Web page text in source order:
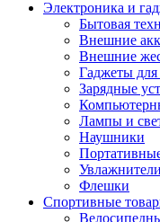
Электроника и
Бытовая
Внешние
Внешние
Гаджеты
Зарядные
Лампы и
Наушники
Флешки
Спортивные